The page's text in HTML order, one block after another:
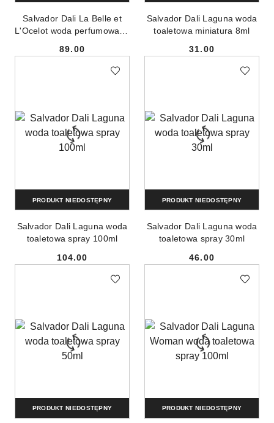
Salvador Dali La Belle et
L'Ocelot woda perfumowana
Cena:
89.00
Salvador Dali Laguna woda
toaletowa miniatura 8ml
Cena:
31.00
Salvador Dali Laguna woda
toaletowa spray 100ml
Cena:
104.00
PRODUKT NIEDOSTĘPNY
Salvador Dali Laguna woda
toaletowa spray 30ml
Cena:
46.00
PRODUKT NIEDOSTĘPNY
PRODUKT NIEDOSTĘPNY PRODUKT NIEDOSTĘPNY